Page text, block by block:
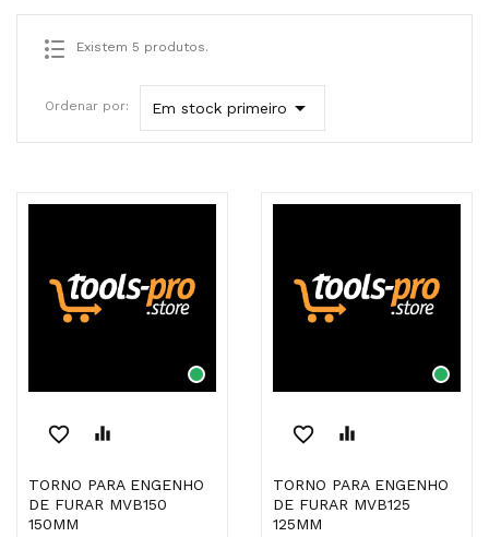
Existem 5 produtos.
Ordenar por: Em stock primeiro 
favorite_border equalizer
TORNO PARA ENGENHO
DE FURAR MVB150
150MM
favorite_border equalizer
TORNO PARA ENGENHO
DE FURAR MVB125
125MM